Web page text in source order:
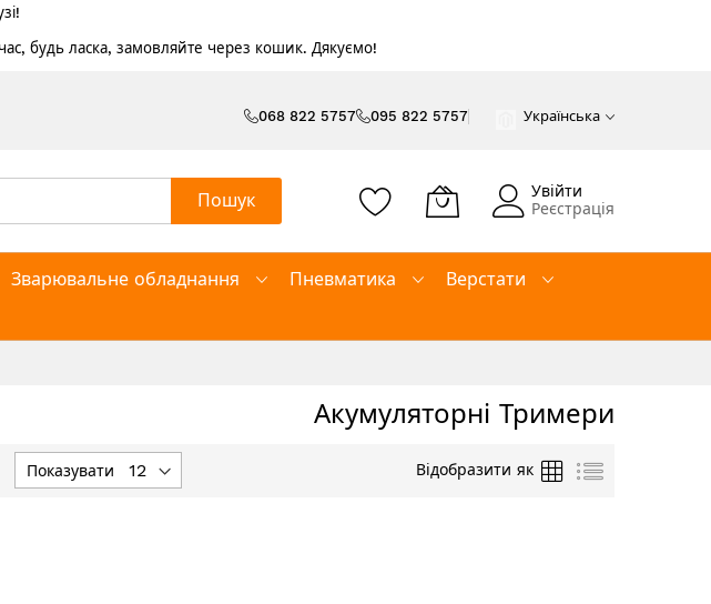
будь ласка, замовляйте через кошик. Дякуємо!
068 822 5757 095 822 5757 Українська
Пошук
Увійти
Реєстрація
Зварювальне обладнання Пневматика
Верстати
Акумуляторні Тримери
Показувати Відобразити як ТаблицяСписок